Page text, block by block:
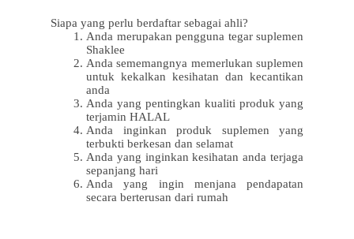
Siapa yang perlu berdaftar sebagai ahli?
Anda merupakan pengguna tegar suplemen
Shaklee
Anda sememangnya memerlukan suplemen
untuk kekalkan kesihatan dan kecantikan
anda
Anda yang pentingkan kualiti produk yang
terjamin HALAL
Anda inginkan produk suplemen yang
terbukti berkesan dan selamat
Anda yang inginkan kesihatan anda terjaga
sepanjang hari
Anda yang ingin menjana pendapatan
secara berterusan dari rumah